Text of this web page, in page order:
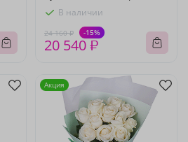
В наличии
24 160 ₽ -15%
20 540 ₽
Акция